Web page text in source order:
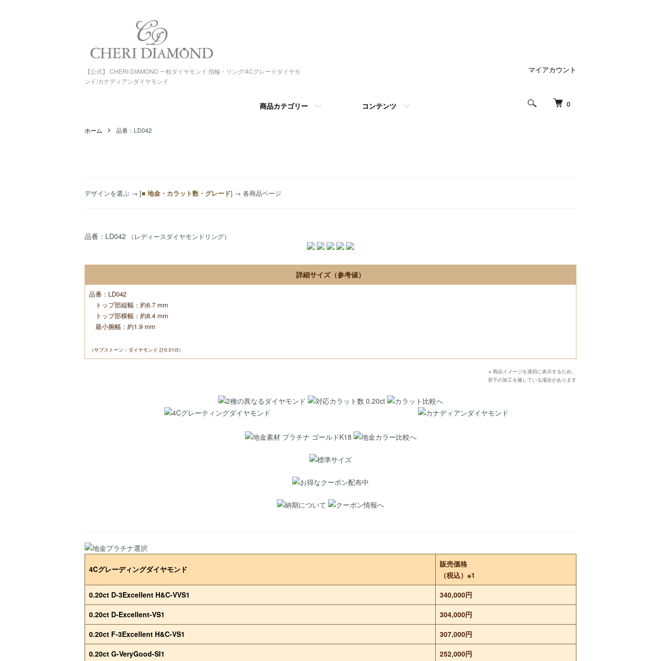
【公式】 CHERI-DIAMOND 一粒ダイヤモンド 指輪・リング/4Cグレードダイヤモ
ンド/カナディアンダイヤモンド
0
商品カテゴリー コンテンツ
マイアカウント
ホーム 品番：LD042
デザインを選ぶ → [■ 地金・カラット数・グレード] → 各商品ページ
品番：LD042 （レディースダイヤモンドリング）
詳細サイズ（参考値）
品番：LD042
トップ部縦幅：約6.7 mm
トップ部横幅：約8.4 mm
最小腕幅：約1.9 mm
（サブストーン：ダイヤモンド 計0.01ct）
※ 商品イメージを適切に表示するため、
若干の加工を施している場合があります
4Cグレーディングダイヤモンド
販売価格
（税込）※1
0.20ct D-3Excellent H&C-VVS1
340,000円
0.20ct D-Excellent-VS1
304,000円
0.20ct F-3Excellent H&C-VS1
307,000円
0.20ct G-VeryGood-SI1
252,000円